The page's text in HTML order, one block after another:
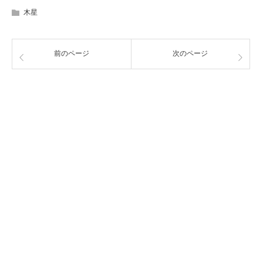
木星
前のページ 次のページ